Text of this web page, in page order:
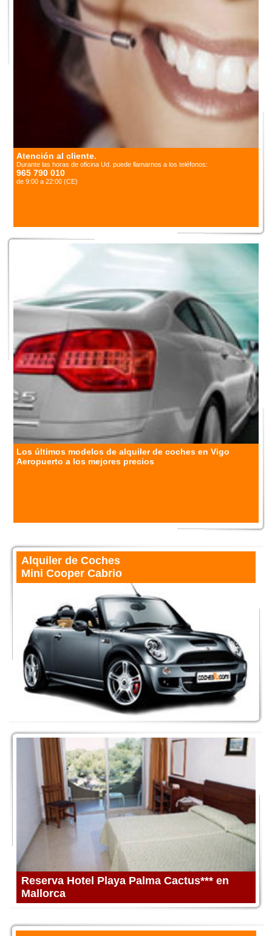
Atención al cliente.
Durante las horas de oficina Ud. puede llamarnos a los teléfonos:
965 790 010
de 9:00 a 22:00 (CE)
Los últimos modelos de alquiler de coches en Vigo
Aeropuerto a los mejores precios
Alquiler de Coches
Mini Cooper Cabrio
Reserva Hotel Playa Palma Cactus*** en
Mallorca